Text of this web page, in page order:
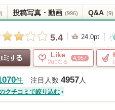
投稿写真・動画 (996) Q&A (9)
5.4 24.0pt
Like
気になる
4,957
件 注目人数 4957人
クチコミで絞り込む